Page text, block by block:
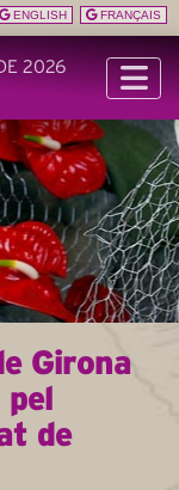
ENGLISH FRANÇAIS
2026
Girona
de